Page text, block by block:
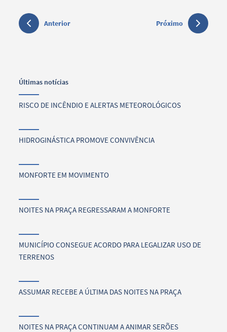
Anterior Próximo
Últimas notícias
RISCO DE INCÊNDIO E ALERTAS METEOROLÓGICOS
HIDROGINÁSTICA PROMOVE CONVIVÊNCIA
MONFORTE EM MOVIMENTO
NOITES NA PRAÇA REGRESSARAM A MONFORTE
MUNICÍPIO CONSEGUE ACORDO PARA LEGALIZAR USO DE
TERRENOS
ASSUMAR RECEBE A ÚLTIMA DAS NOITES NA PRAÇA
NOITES NA PRAÇA CONTINUAM A ANIMAR SERÕES